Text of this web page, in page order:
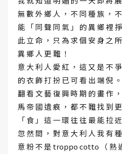
無 數 外 鄉 人 ， 不 同 種 族 ，
能 「 同 聲 同 氣 」 的 異 鄉 裡
此 立 命 ， 只 為 求 個 安 身 之
異 鄉 人 更 難 ！
意 大 利 人 愛 紅 ， 這 又 是 不
的 衣 飾 打 扮 已 可 看 出 端 倪
翻 看 文 藝 復 興 時 期 的 畫 作
馬 帝 國 遺 痕 ， 都 不 難 找 到
「 食 」 這 一 環 往 往 最 能 拉
忽 然 間 ， 對 意 大 利 人 我 有
意 粉 不 是 troppo cotto （ 熟